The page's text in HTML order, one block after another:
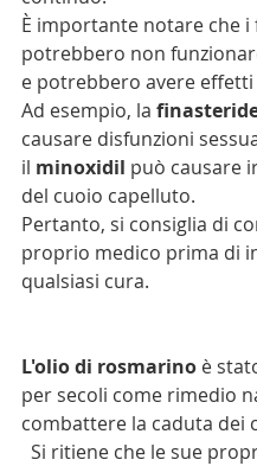
È importante notare che i
potrebbero non
e potrebbero avere
Ad esempio, la
causare disfunzioni
il minoxidil può causare
del cuoio capelluto.
Pertanto, si consiglia di
proprio medico prima di
qualsiasi cura.
L'olio di rosmarino è
per secoli come rimedio
combattere la caduta dei